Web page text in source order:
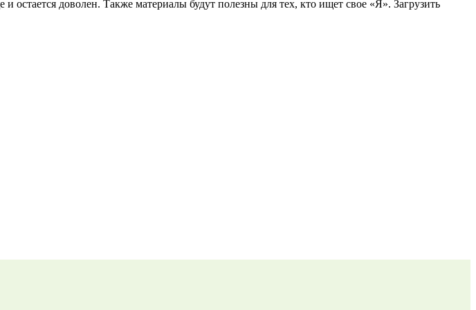
доволен. Также материалы будут полезны для тех, кто ищет свое «Я». Загрузить